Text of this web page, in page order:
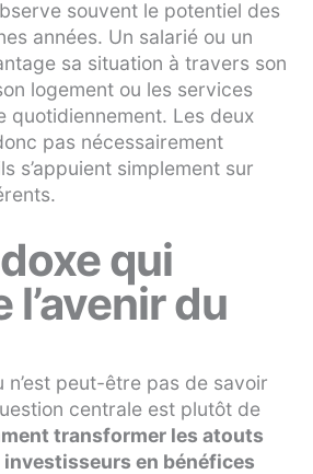
souvent le potentiel des
années. Un salarié ou un
sa situation à travers son
logement ou les services
quotidiennement. Les deux
pas nécessairement
s’appuient simplement sur
qui
du
n’est peut-être pas de savoir
centrale est plutôt de
transformer les atouts
en bénéfices